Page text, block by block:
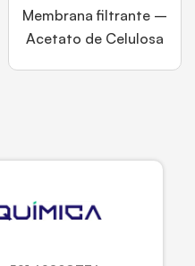
Membrana filtrante –
Acetato de Celulosa